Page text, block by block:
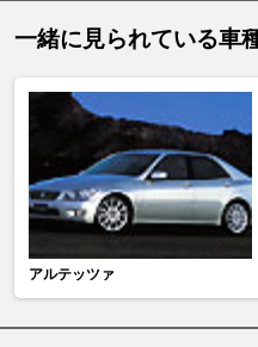
一緒に見られている車
アルテッツァ